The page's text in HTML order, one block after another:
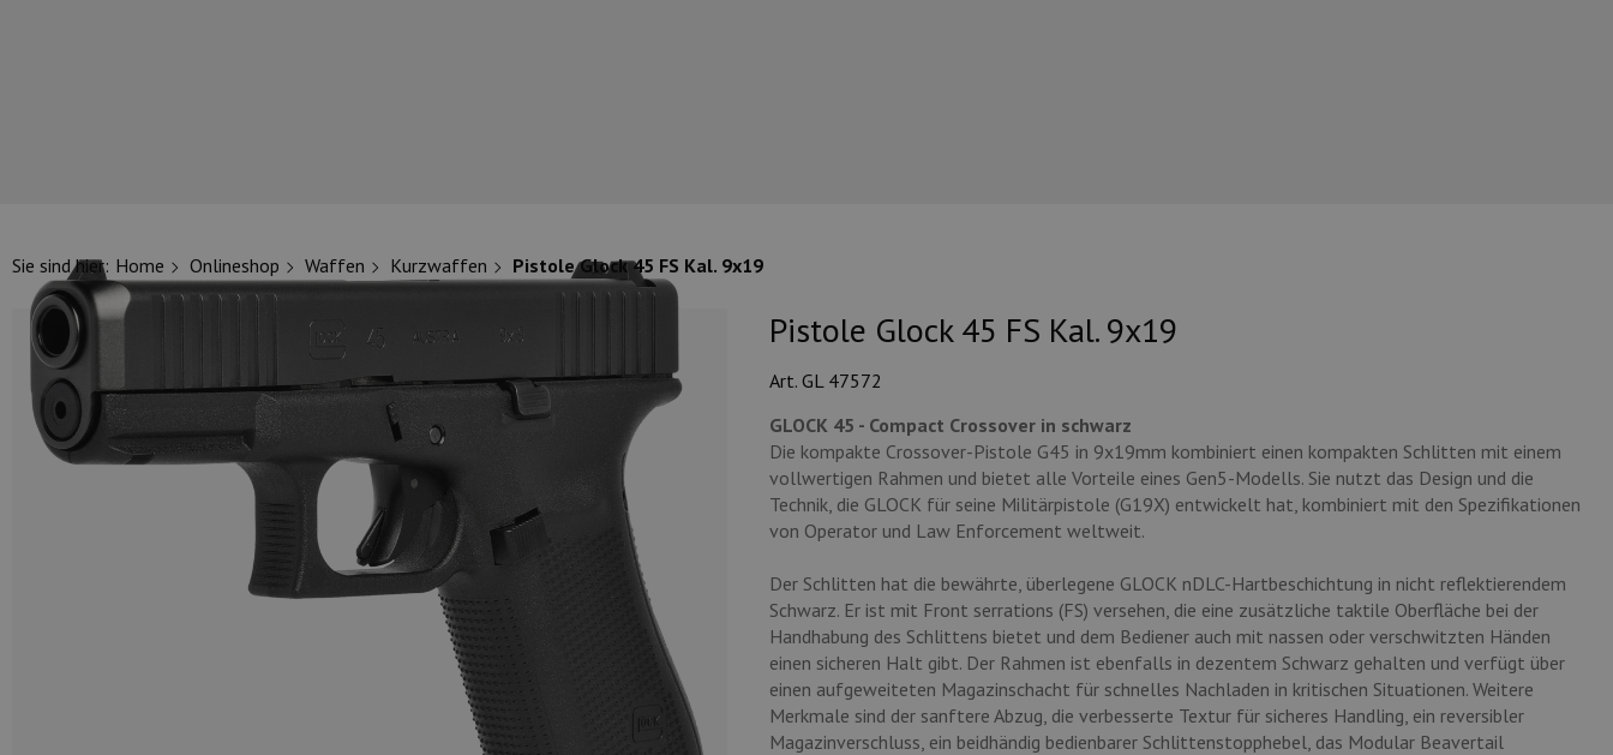
Sie sind hier: Home Onlineshop Waffen Kurzwaffen Pistole Glock 45 FS Kal. 9x19
Pistole Glock 45 FS Kal. 9x19
Art. GL 47572
GLOCK 45 - Compact Crossover in schwarz
Die kompakte Crossover-Pistole G45 in 9x19mm kombiniert einen kompakten Schlitten mit einem
vollwertigen Rahmen und bietet alle Vorteile eines Gen5-Modells. Sie nutzt das Design und die
Technik, die GLOCK für seine Militärpistole (G19X) entwickelt hat, kombiniert mit den Spezifikationen
von Operator und Law Enforcement weltweit.
Der Schlitten hat die bewährte, überlegene GLOCK nDLC-Hartbeschichtung in nicht reflektierendem
Schwarz. Er ist mit Front serrations (FS) versehen, die eine zusätzliche taktile Oberfläche bei der
Handhabung des Schlittens bietet und dem Bediener auch mit nassen oder verschwitzten Händen
einen sicheren Halt gibt. Der Rahmen ist ebenfalls in dezentem Schwarz gehalten und verfügt über
einen aufgeweiteten Magazinschacht für schnelles Nachladen in kritischen Situationen. Weitere
Merkmale sind der sanftere Abzug, die verbesserte Textur für sicheres Handling, ein reversibler
Magazinverschluss, ein beidhändig bedienbarer Schlittenstopphebel, das Modular Beavertail